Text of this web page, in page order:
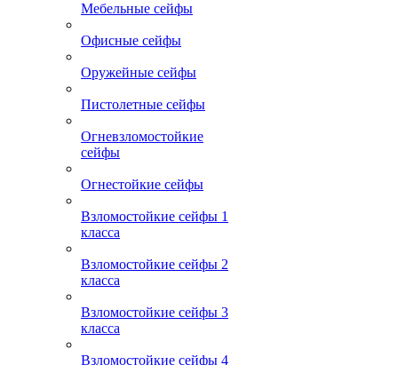
Мебельные сейфы
Офисные сейфы
Оружейные сейфы
Пистолетные сейфы
Огневзломостойкие
сейфы
Огнестойкие сейфы
Взломостойкие сейфы 1
класса
Взломостойкие сейфы 2
класса
Взломостойкие сейфы 3
класса
Взломостойкие сейфы 4